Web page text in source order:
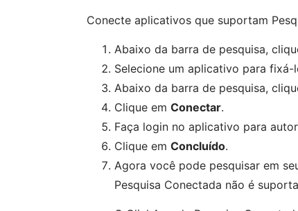
Conecte aplicativos que suportam
Abaixo da barra de pesquisa,
Selecione um aplicativo para fixá-
Abaixo da barra de pesquisa,
Clique em Conectar.
Faça login no aplicativo para
Clique em Concluído.
Agora você pode pesquisar em
Pesquisa Conectada não é